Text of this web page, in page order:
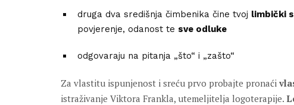
druga dva središnja čimbenika čine tvoj limbički
povjerenje, odanost te sve odluke
odgovaraju na pitanja „što“ i „zašto“
Za vlastitu ispunjenost i sreću prvo probajte pronaći
istraživanje Viktora Frankla, utemeljitelja logoterapije.